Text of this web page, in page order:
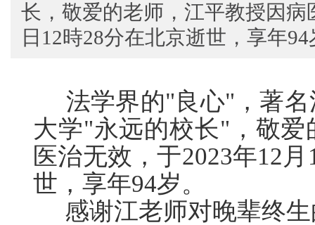
长，敬爱的老师，江平教授因病
日12時28分在北京逝世，享年94
法学界的"良心"，著名
大学"永远的校长"，敬
医治无效，于2023年12
世，享年94岁。
感谢江老师对晚辈终生